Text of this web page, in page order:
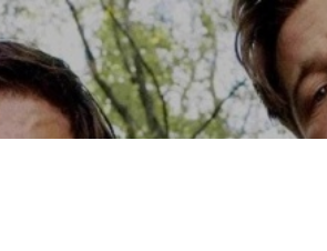
Accéder au contenu principal